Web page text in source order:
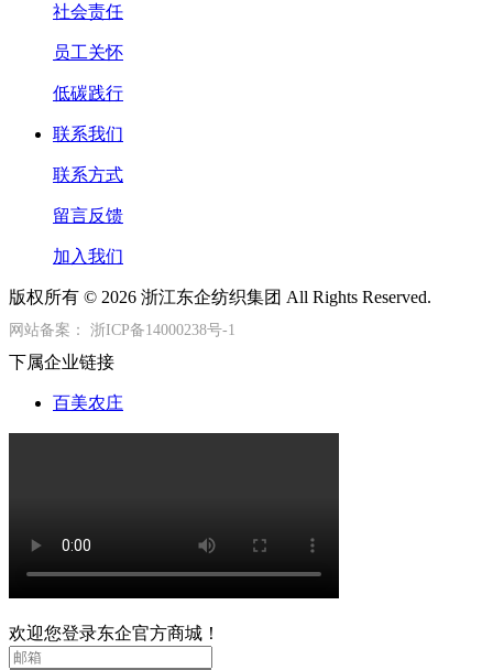
社会责任
员工关怀
低碳践行
联系我们
联系方式
留言反馈
加入我们
版权所有 © 2026 浙江东企纺织集团 All Rights Reserved.
网站备案： 浙ICP备14000238号-1
下属企业链接
百美农庄
欢迎您登录东企官方商城！